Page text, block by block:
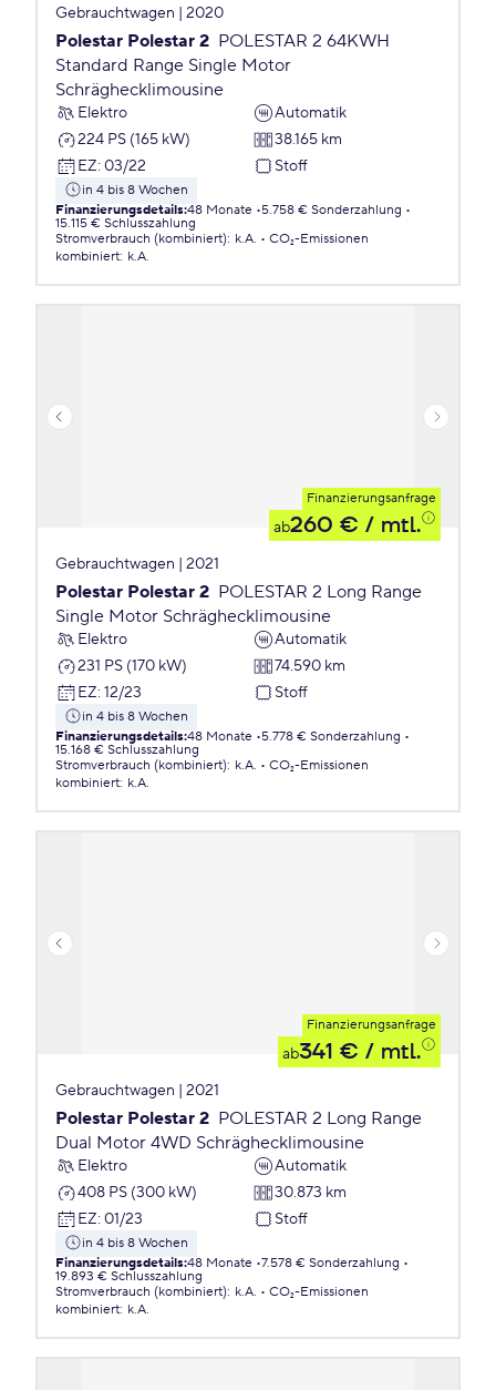
Gebrauchtwagen | 2020
Polestar Polestar 2 POLESTAR 2 64KWH
Standard Range Single Motor
Schräghecklimousine
Elektro
Automatik
224 PS (165 kW)
38.165 km
EZ: 03/22 Stoff
in 4 bis 8 Wochen
Finanzierungsdetails:48 Monate 5.758 € Sonderzahlung
15.115 € Schlusszahlung
Stromverbrauch (kombiniert): k.A.
CO₂-Emissionen
kombiniert: k.A.
Finanzierungsanfrage
ab260 € / mtl.
Gebrauchtwagen | 2021
Polestar Polestar 2 POLESTAR 2 Long Range
Single Motor Schräghecklimousine
Elektro
Automatik
231 PS (170 kW)
74.590 km
EZ: 12/23 Stoff
in 4 bis 8 Wochen
Finanzierungsdetails:48 Monate 5.778 € Sonderzahlung
15.168 € Schlusszahlung
Stromverbrauch (kombiniert): k.A.
CO₂-Emissionen
kombiniert: k.A.
Finanzierungsanfrage
ab341 € / mtl.
Gebrauchtwagen | 2021
Polestar Polestar 2 POLESTAR 2 Long Range
Dual Motor 4WD Schräghecklimousine
Elektro
Automatik
408 PS (300 kW)
30.873 km
EZ: 01/23 Stoff
in 4 bis 8 Wochen
Finanzierungsdetails:48 Monate 7.578 € Sonderzahlung
19.893 € Schlusszahlung
Stromverbrauch (kombiniert): k.A.
CO₂-Emissionen
kombiniert: k.A.